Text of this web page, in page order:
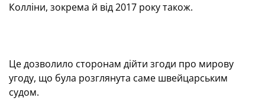
Колліни, зокрема й від 2017 року також.
Це дозволило сторонам дійти згоди про мирову
угоду, що була розглянута саме швейцарським
судом.